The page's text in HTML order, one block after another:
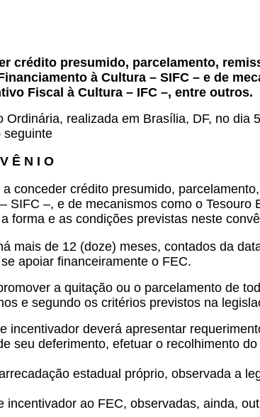
crédito presumido, parcelamento,
à Cultura – SIFC – e de
Fiscal à Cultura – IFC –, entre outros.
Ordinária, realizada em Brasília, DF, no dia
seguinte
Ê N I O
conceder crédito presumido,
–, e de mecanismos como o Tesouro
e as condições previstas neste
mais de 12 (doze) meses, contados da
apoiar financeiramente o FEC.
a quitação ou o parcelamento de
e segundo os critérios previstos na
incentivador deverá apresentar
seu deferimento, efetuar o recolhimento
estadual próprio, observada a
ao FEC, observadas, ainda,